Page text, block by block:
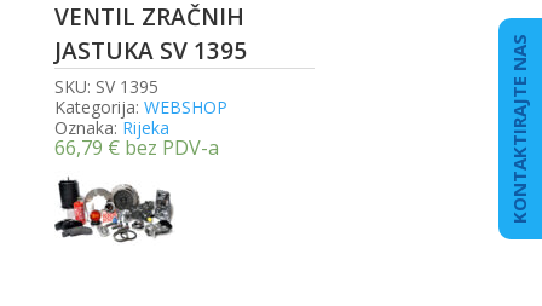
VENTIL ZRAČNIH
JASTUKA SV 1395
SKU: SV 1395
Kategorija: WEBSHOP
Oznaka: Rijeka
66,79 € bez PDV-a KONTAKTIRAJTE NAS